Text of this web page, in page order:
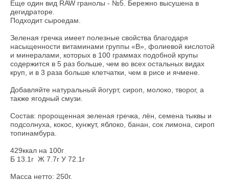
Еще один вид RAW гранолы - №5. Бережно высушена в
дегидраторе.
Подходит сыроедам.
Зеленая гречка имеет полезные свойства благодаря
насыщенности витаминами группы «В», фолиевой кислотой
и минералами, которых в 100 граммах подобной крупы
содержится в 5 раз больше, чем во всех остальных видах
круп, и в 3 раза больше клетчатки, чем в рисе и ячмене.
Добавляйте натуральный йогурт, сироп, молоко, творог, а
также ягодный смузи.
Состав: пророщенная зеленая гречка, лён, семена тыквы и
подсолнуха, кокос, кунжут, яблоко, банан, сок лимона, сироп
топинамбура.
429ккал на 100г
Б 13.1г Ж 7.7г У 72.1г
Масса нетто: 250г.